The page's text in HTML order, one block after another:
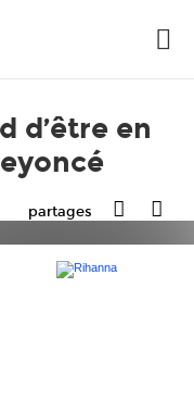
d’être en
partages